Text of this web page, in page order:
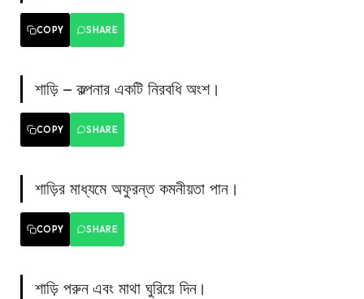
COPY SHARE
শাড়ি – কল্পনার একটি নিরবধি অংশ।
COPY SHARE
শাড়ির মাধ্যমে অফুরন্ত কমনীয়তা পান।
COPY SHARE
শাড়ি পরুন এবং মাথা ঘুরিয়ে দিন।